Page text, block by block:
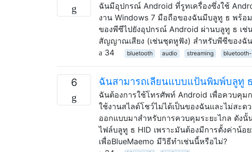
ฉันมีอุปกรณ์ Android ที่รูทเครื่องซึ่งใช้
งาน Windows 7 มือถือของฉันมีบลูทู ธ พร้อ
ของพีซีไปยังอุปกรณ์ Android ผ่านบลูทู ธ เ
สัญญาณเสียง (เช่นชุดหูฟัง) สำหรับพีซีของฉัน
34
bluetooth audio streaming
6 ฉันสามารถเลียนแบบแป้นพิมพ์บลูทู
ฉันต้องการใช้โทรศัพท์ Android เพื่อควบคุม
ใช้งานสไลด์โชว์ไม่ได้เป็นของฉันและไม่สะด
ออกแบบมาสำหรับการควบคุมระยะไกล ดังนั้
ไฟล์บลูทู ธ HID เพราะมันต้องมีการตั้งค่าน้อ
เพื่อBlueMaemo มีวิธีทำเช่นนี้หรือไม่?